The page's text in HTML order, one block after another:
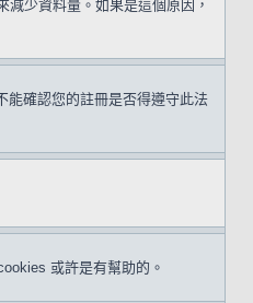
少資料量。如果是這個原因，
能確認您的註冊是否得遵守此法
或許是有幫助的。